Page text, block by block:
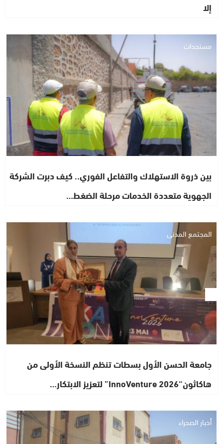
إلا
مستجدات
بين ذروة الاستهلاك والتفاعل الفوري.. كيف دبرت الشركة
الجهوية متعددة الخدمات مرحلة الضغط…
المجتمع المدني
جامعة الحسن الأول بسطات تنظم النسخة الأولى من
هاكاثون“InnoVenture 2026” لتعزيز الابتكار…
أخبار الصحراء